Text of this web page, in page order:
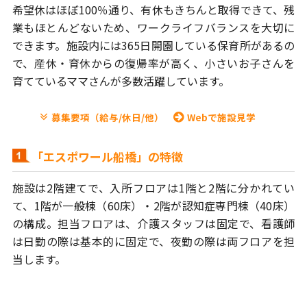
希望休はほぼ100％通り、有休もきちんと取得できて、残
業もほとんどないため、ワークライフバランスを大切に
できます。施設内には365日開園している保育所があるの
で、産休・育休からの復帰率が高く、 小さいお子さんを
育てているママさんが多数活躍しています。
募集要項（給与/休日/他） Webで施設見学
「エスポワール船橋」の特徴
施設は2階建てで、入所フロアは1階と2階に分かれてい
て、 1階が一般棟（60床）・2階が認知症専門棟（40床）
の構成。担当フロアは、介護スタッフは固定で、看護師
は日勤の際は基本的に固定で、夜勤の際は両フロアを担
当します。